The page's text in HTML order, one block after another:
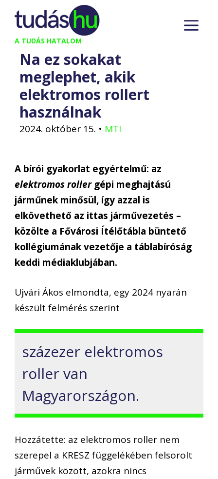
Kilépés
tartalomba
A TUDÁS HATALOM
Na ez sokakat
meglephet, akik
elektromos rollert
használnak
2024. október 15. • MTI
A bírói gyakorlat egyértelmű: az
elektromos rollergépi meghajtású
járműnek minősül, így azzal is
elkövethető az ittas járművezetés –
közölte a Fővárosi Ítélőtábla büntető
kollégiumának vezetője a táblabíróság
keddi médiaklubjában.
Ujvári Ákos elmondta, egy 2024 nyarán
készült felmérés szerint
százezer elektromos
roller van
Magyarországon.
Hozzátette: az elektromos roller nem
szerepel a KRESZ függelékében felsorolt
járművek között, azokra nincs